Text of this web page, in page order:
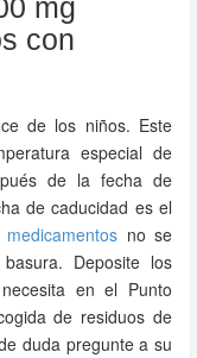
mg
con
de los niños. Este
especial de
de la fecha de
de caducidad es el
medicamentos no se
Deposite los
en el Punto
de residuos de
duda pregunte a su